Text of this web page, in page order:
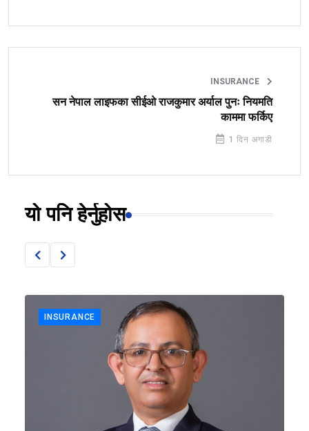
INSURANCE
सन नेपाल लाइफका सीईओ राजकुमार अर्याल पुनः नियमति
काममा फर्किए
1 दिन अगाडी
यो पनि हेर्नुहोस
INSURANCE